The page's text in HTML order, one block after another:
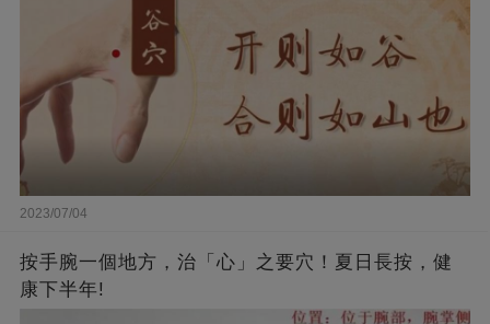
2023/07/04
按手腕一個地方，治「心」之要穴！夏日長按，健
康下半年!